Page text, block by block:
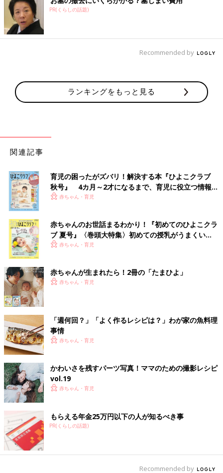
PR(くらしの話題)
Recommended by
ランキングをもっと見る
関連記事
育児の困ったがズバリ！解決する本『ひよこクラブ
秋号』 4カ月～2才になるまで、育児に役立つ情報が
いっぱい！
赤ちゃん・育児
赤ちゃんのお世話まるわかり！『初めてのひよこクラ
ブ 夏号』〈巻頭大特集〉初めての授乳がうまくい
く！ おっぱい・ミルクの基本と夏のトラブル 解決テ
赤ちゃん・育児
赤ちゃんが生まれたら！2冊の「たまひよ」
赤ちゃん・育児
「週何回？」「よく作るレシピは？」わが家の魚料理
事情
赤ちゃん・育児
かわいさを残すパーツ写真！ママのための撮影レシピ
vol.19
赤ちゃん・育児
もらえる年金25万円以下の人が知るべき事
PR(くらしの話題)
Recommended by